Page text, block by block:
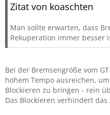
Zitat von koaschten
Man sollte erwarten, dass
Rekuperation immer besser
Bei der Bremsengröße vom
hohem Tempo ausreichen,
Blockieren zu bringen - rein
Das Blockieren verhindert das